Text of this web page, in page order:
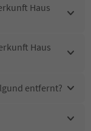
Haus
Haus
entfernt?